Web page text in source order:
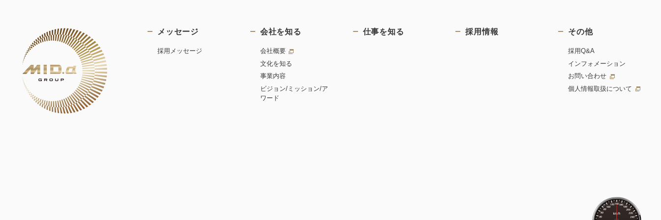
メッセージ
採用メッセージ
会社を知る
会社概要
文化を知る
事業内容
ビジョン/ミッション/ア
ワード
仕事を知る 採用情報 その他
採用Q&A
インフォメーション
お問い合わせ
個人情報取扱について